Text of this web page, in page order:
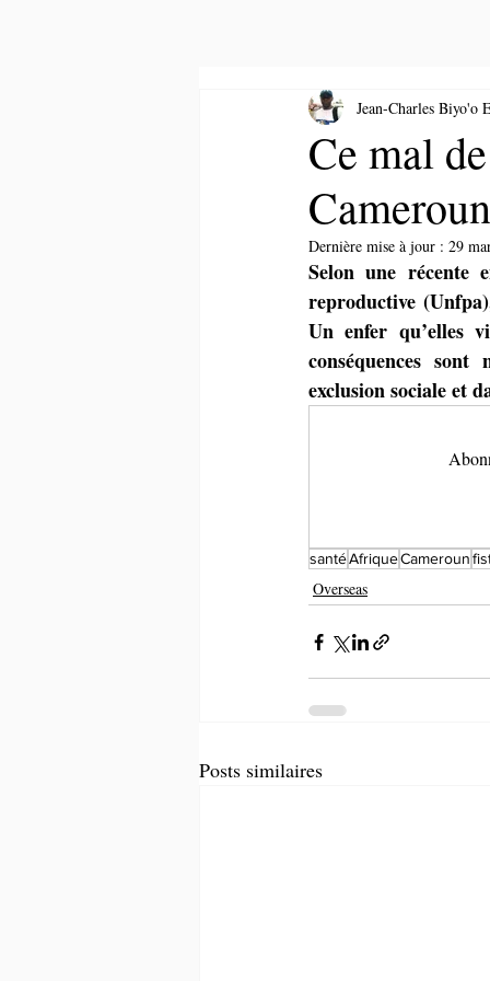
Ce mal
Cameroun
Jean-Charles Biyo'o
Dernière mise à jour : 29
Selon une récente
reproductive
Un enfer qu’elles
conséquences
exclusion sociale et
santéAfriqueCameroun
Overseas
Posts similaires